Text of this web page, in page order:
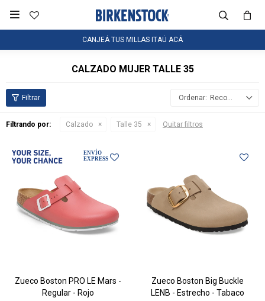

CANJEÁ TUS MILLAS ITAÚ ACÁ
CALZADO MUJER TALLE 35
Recomendados
Filtrando por: Calzado Talle 35 Quitar filtros
Zueco Boston PRO LE Mars -
Regular - Rojo
Zueco Boston Big Buckle
LENB - Estrecho - Tabaco